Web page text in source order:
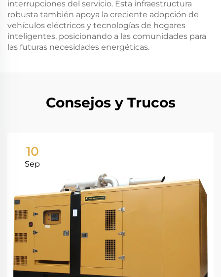
interrupciones del servicio. Esta infraestructura
robusta también apoya la creciente adopción de
vehículos eléctricos y tecnologías de hogares
inteligentes, posicionando a las comunidades para
las futuras necesidades energéticas.
Consejos y Trucos
10
Sep